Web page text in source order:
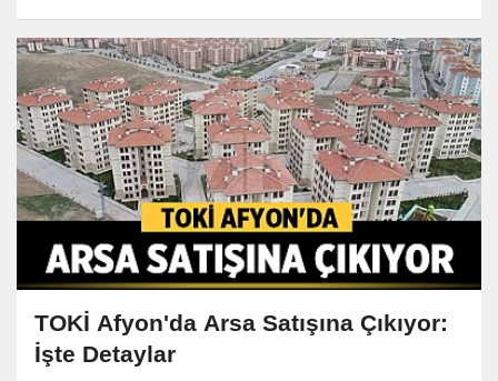
TOKİ Afyon'da Arsa Satışına Çıkıyor:
İşte Detaylar